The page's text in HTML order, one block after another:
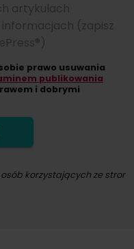
artykułach
(zapisz
prawo usuwania
publikowania
i dobrymi
korzystających ze strony
Państwo zgodę na